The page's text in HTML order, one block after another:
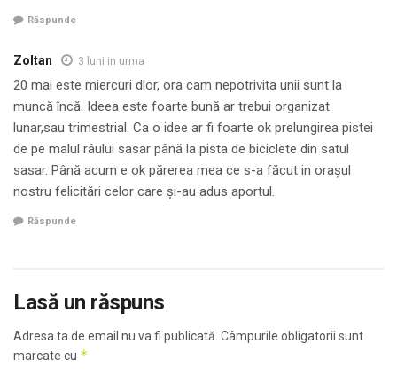
Răspunde
Zoltan 3 luni in urma
20 mai este miercuri dlor, ora cam nepotrivita unii sunt la
muncă încă. Ideea este foarte bună ar trebui organizat
lunar,sau trimestrial. Ca o idee ar fi foarte ok prelungirea pistei
de pe malul râului sasar până la pista de biciclete din satul
sasar. Până acum e ok părerea mea ce s-a făcut in orașul
nostru felicitări celor care și-au adus aportul.
Răspunde
Lasă un răspuns
Adresa ta de email nu va fi publicată. Câmpurile obligatorii sunt
marcate cu *